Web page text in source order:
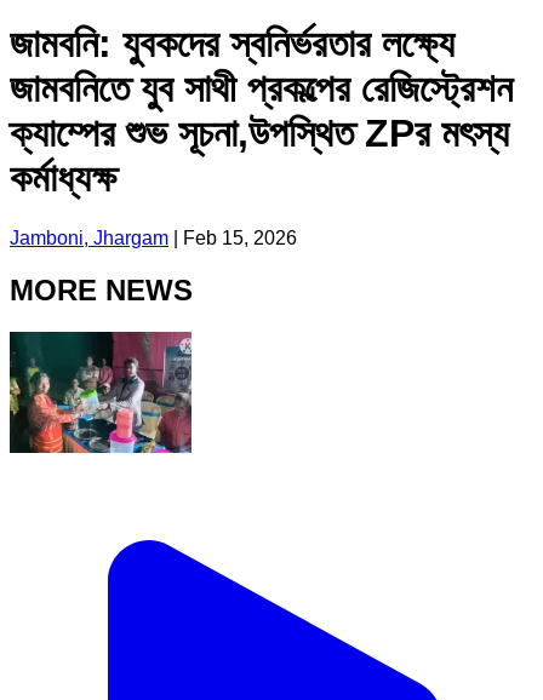
জামবনি: যুবকদের স্বনির্ভরতার লক্ষ্যে
জামবনিতে যুব সাথী প্রকল্পের রেজিস্ট্রেশন
ক্যাম্পের শুভ সূচনা,উপস্থিত ZPর মৎস্য
কর্মাধ্যক্ষ
Jamboni, Jhargam Feb 15, 2026
MORE NEWS